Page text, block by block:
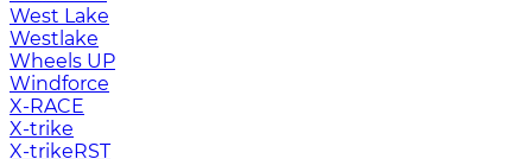
West Lake
Westlake
Wheels UP
Windforce
X-RACE
X-trike
X-trikeRST